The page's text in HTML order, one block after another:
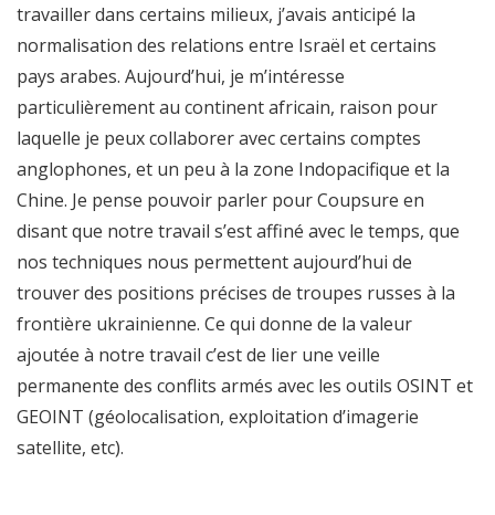
travailler dans certains milieux, j’avais anticipé la
normalisation des relations entre Israël et certains
pays arabes. Aujourd’hui, je m’intéresse
particulièrement au continent africain, raison pour
laquelle je peux collaborer avec certains comptes
anglophones, et un peu à la zone Indopacifique et la
Chine. Je pense pouvoir parler pour Coupsure en
disant que notre travail s’est affiné avec le temps, que
nos techniques nous permettent aujourd’hui de
trouver des positions précises de troupes russes à la
frontière ukrainienne. Ce qui donne de la valeur
ajoutée à notre travail c’est de lier une veille
permanente des conflits armés avec les outils OSINT et
GEOINT (géolocalisation, exploitation d’imagerie
satellite, etc).